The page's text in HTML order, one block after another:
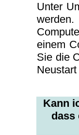
Unter
einem
Sie die
Kann
dass